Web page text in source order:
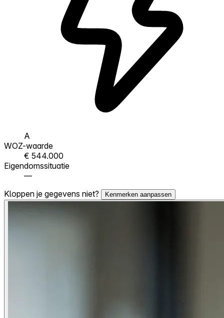
A
WOZ-waarde
€ 544.000
Eigendomssituatie
—
Kloppen je gegevens niet?
Kenmerken aanpassen